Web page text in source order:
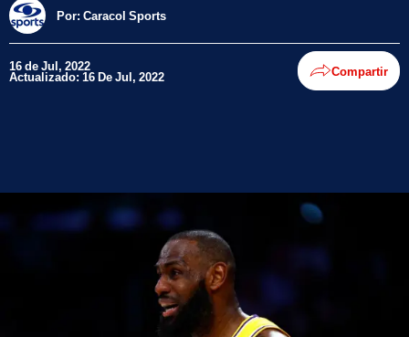
Por: Caracol Sports
16 de Jul, 2022
Actualizado: 16 De Jul, 2022 Compartir